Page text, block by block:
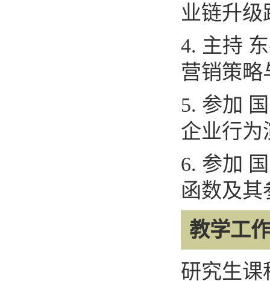
业链升级
4. 主持
营销策略
5. 参加
企业行为
6. 参加
函数及其
教学工
研究生课